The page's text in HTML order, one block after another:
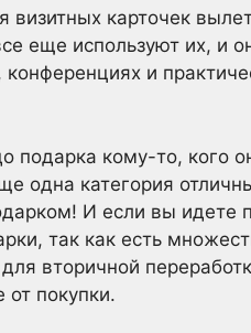
визитных карточек
еще используют их, и
конференциях и
подарка кому-то, кого
одна категория
И если вы идете
так как есть
вторичной
от покупки.